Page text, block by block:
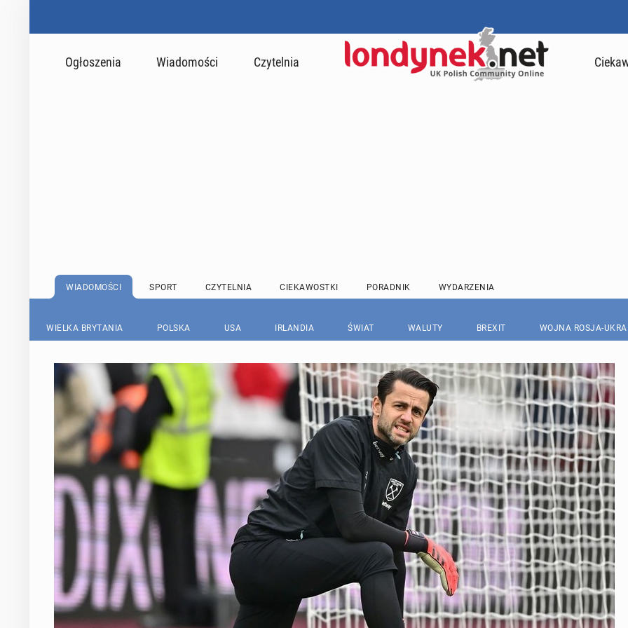
Ogłoszenia Wiadomości Czytelnia
WIADOMOŚCI SPORT CZYTELNIA CIEKAWOSTKI PORADNIK WYDARZENIA
WIELKA BRYTANIA POLSKA USA IRLANDIA ŚWIAT WALUTY BREXIT WOJNA ROSJA-